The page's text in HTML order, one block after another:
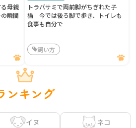
母親
瞬間
トラバサミで両前脚がちぎれた子
猫 今では後ろ脚で歩き、トイレも
食事も自分で
飼い方
ンキング
イヌ ネコ